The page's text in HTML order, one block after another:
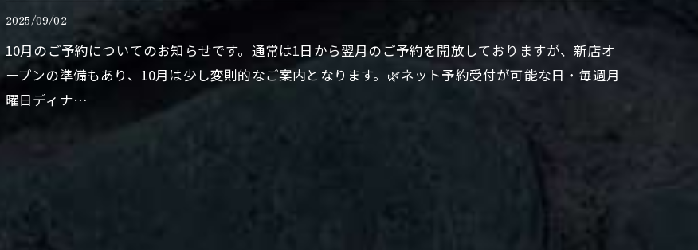
2025/09/02
10月のご予約についてのお知らせです。通常は1日から翌月のご予約を開放しておりますが、新店オ
ープンの準備もあり、10月は少し変則的なご案内となります。🌿ネット予約受付が可能な日・毎週月
曜日ディナ…